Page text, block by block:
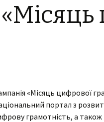
«Місяць цифрової
портал з
грамотність, а